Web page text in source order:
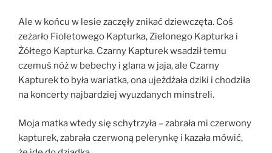
Ale w końcu w lesie zaczęły znikać dziewczęta. Coś
zeżarło Fioletowego Kapturka, Zielonego Kapturka i
Żółtego Kapturka. Czarny Kapturek wsadził temu
czemuś nóż w bebechy i glana w jaja, ale Czarny
Kapturek to była wariatka, ona ujeżdżała dziki i chodziła
na koncerty najbardziej wyuzdanych minstreli.
Moja matka wtedy się schytrzyła – zabrała mi czerwony
kapturek, zabrała czerwoną pelerynkę i kazała mówić,